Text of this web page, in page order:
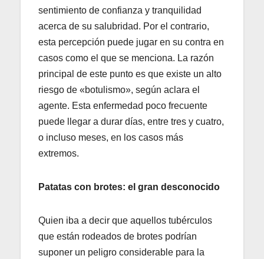
sentimiento de confianza y tranquilidad
acerca de su salubridad. Por el contrario,
esta percepción puede jugar en su contra en
casos como el que se menciona. La razón
principal de este punto es que existe un alto
riesgo de «botulismo», según aclara el
agente. Esta enfermedad poco frecuente
puede llegar a durar días, entre tres y cuatro,
o incluso meses, en los casos más
extremos.
Patatas con brotes: el gran desconocido
Quien iba a decir que aquellos tubérculos
que están rodeados de brotes podrían
suponer un peligro considerable para la